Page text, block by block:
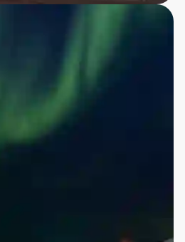
og ekstra lys, der spreder
og det hårde klima kan
er tiden til at værne om de små
indendørsaktiviteter og måske
fodtrin på gåture i sneen?
dining restauranter eller en tur på
er magisk - ofte med
er også som et lærred for
kan det opleves flere gange i